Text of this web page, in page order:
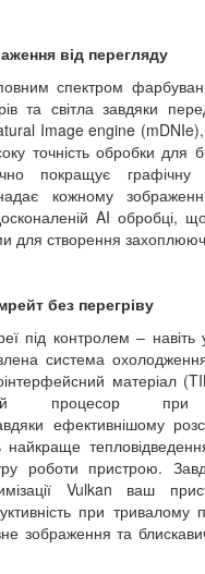
від перегляду
спектром
та світла завдяки
Image engine
точність обробки для
покращує графічну
кожному
AI обробці,
для створення
без перегріву
під контролем – навіть
система
матеріал
процесор при
ефективнішому
найкраще
роботи пристрою.
Vulkan ваш
при тривалому
зображення та